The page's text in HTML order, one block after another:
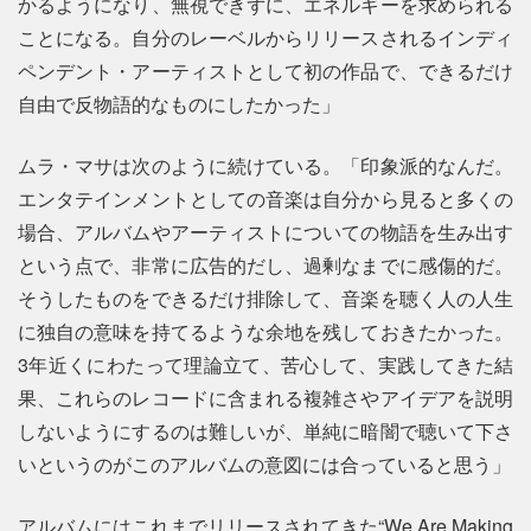
ことになる。自分のレーベルからリリースされるインディ
ペンデント・アーティストとして初の作品で、できるだけ
自由で反物語的なものにしたかった」
ムラ・マサは次のように続けている。「印象派的なんだ。
エンタテインメントとしての音楽は自分から見ると多くの
場合、アルバムやアーティストについての物語を生み出す
という点で、非常に広告的だし、過剰なまでに感傷的だ。
そうしたものをできるだけ排除して、音楽を聴く人の人生
に独自の意味を持てるような余地を残しておきたかった。
3年近くにわたって理論立て、苦心して、実践してきた結
果、これらのレコードに含まれる複雑さやアイデアを説明
しないようにするのは難しいが、単純に暗闇で聴いて下さ
いというのがこのアルバムの意図には合っていると思う」
アルバムにはこれまでリリースされてきた“We Are Making